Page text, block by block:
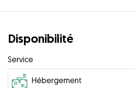
Disponibilité
Service